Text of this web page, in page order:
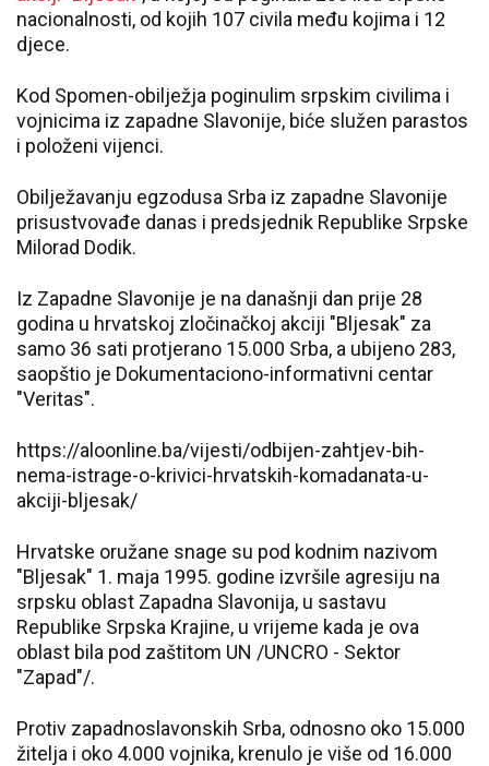
nacionalnosti, od kojih 107 civila među kojima i 12
djece.
Kod Spomen-obilježja poginulim srpskim civilima i
vojnicima iz zapadne Slavonije, biće služen parastos
i položeni vijenci.
Obilježavanju egzodusa Srba iz zapadne Slavonije
prisustvovađe danas i predsjednik Republike Srpske
Milorad Dodik.
Iz Zapadne Slavonije je na današnji dan prije 28
godina u hrvatskoj zločinačkoj akciji "Bljesak" za
samo 36 sati protjerano 15.000 Srba, a ubijeno 283,
saopštio je Dokumentaciono-informativni centar
"Veritas".
https://aloonline.ba/vijesti/odbijen-zahtjev-bih-
nema-istrage-o-krivici-hrvatskih-komadanata-u-
akciji-bljesak/
Hrvatske oružane snage su pod kodnim nazivom
"Bljesak" 1. maja 1995. godine izvršile agresiju na
srpsku oblast Zapadna Slavonija, u sastavu
Republike Srpska Krajine, u vrijeme kada je ova
oblast bila pod zaštitom UN /UNCRO - Sektor
"Zapad"/.
Protiv zapadnoslavonskih Srba, odnosno oko 15.000
žitelja i oko 4.000 vojnika, krenulo je više od 16.000